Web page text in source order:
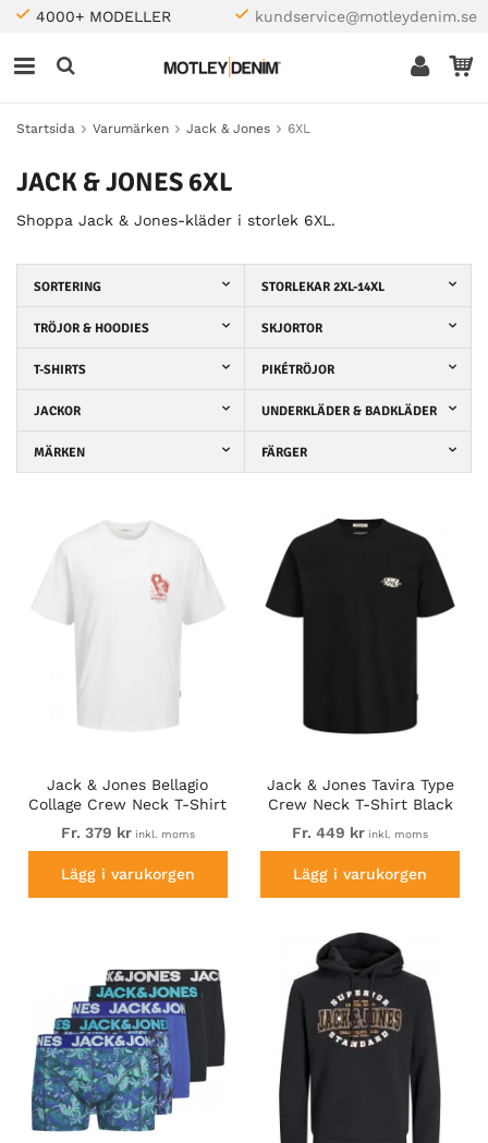
4000+ MODELLER kundservice@motleydenim.se
Startsida Varumärken Jack & Jones 6XL
JACK & JONES 6XL
Shoppa Jack & Jones-kläder i storlek 6XL.
SORTERING STORLEKAR 2XL-14XL
TRÖJOR & HOODIES SKJORTOR
T-SHIRTS PIKÉTRÖJOR
JACKOR UNDERKLÄDER & BADKLÄDER
MÄRKEN FÄRGER
Jack & Jones Bellagio
Collage Crew Neck T-Shirt
Bright White
Fr. 379 krinkl. moms
Lägg i varukorgen
Jack & Jones Tavira Type
Crew Neck T-Shirt Black
Fr. 449 kr inkl. moms
Lägg i varukorgen